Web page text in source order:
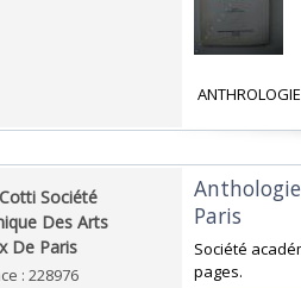
Société
Des Arts
De Paris‎
: 228976
Paris‎
‎Société
pages.‎